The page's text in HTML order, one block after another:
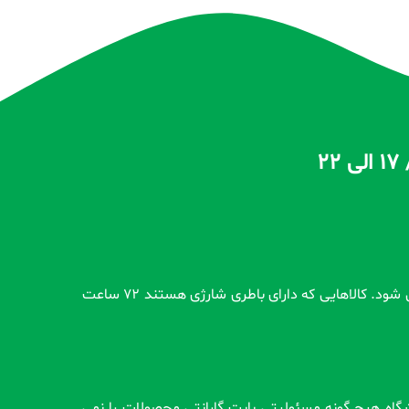
تمام محصولات بدون گارانتی قبل از اضافه شدن در سایت و بعد از ثبت سفارش مشتری کاملاً تست و از سلامت محصول اطمینان حاصل می شود. کالاهایی که دارای باطری شارژی هستند 72 ساعت